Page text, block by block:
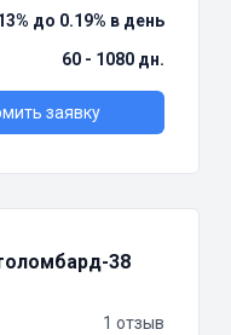
до 0.19% в день
60 - 1080 дн.
заявку
38
1 отзыв